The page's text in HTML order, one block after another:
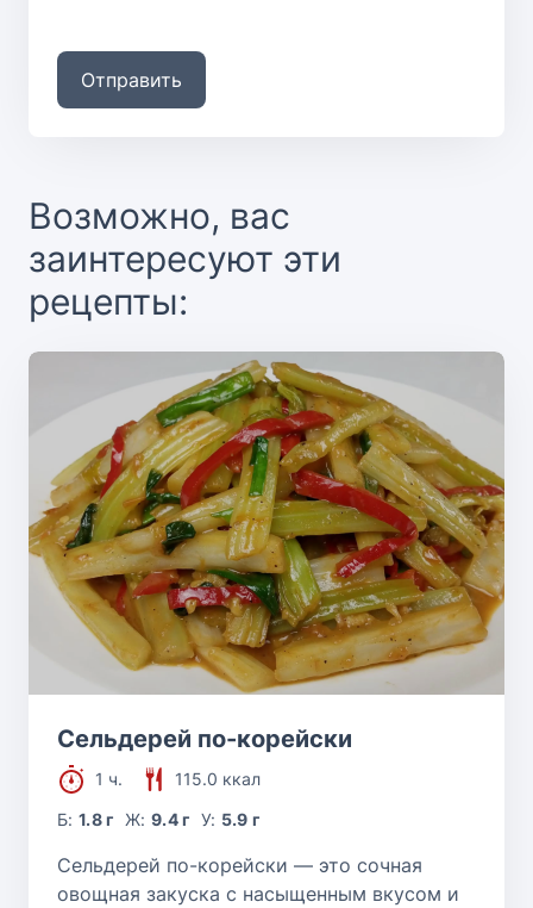
Отправить
Возможно, вас
заинтересуют эти
рецепты:
Сельдерей по-корейски
1 ч.
115.0 ккал
Б:1.8 г Ж: 9.4 г У: 5.9 г
Сельдерей по-корейски — это сочная
овощная закуска с насыщенным вкусом и